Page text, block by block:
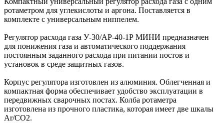
ротаметром для углекислоты и аргона. Поставляется в
комплекте с универсальным ниппелем.
Регулятор расхода газа У-30/АР-40-1Р МИНИ предназначен
для понижения газа и автоматического поддержания
постоянным заданного расхода при питании постов и
установок в среде защитных газов.
Корпус регулятора изготовлен из алюминия. Облегченная и
компактная форма обеспечивает удобство эксплуатации в
передвижных сварочных постах. Колба ротаметра
изготовлена из прочного пластика, которая имеет две шкалы
Ar/CO2.